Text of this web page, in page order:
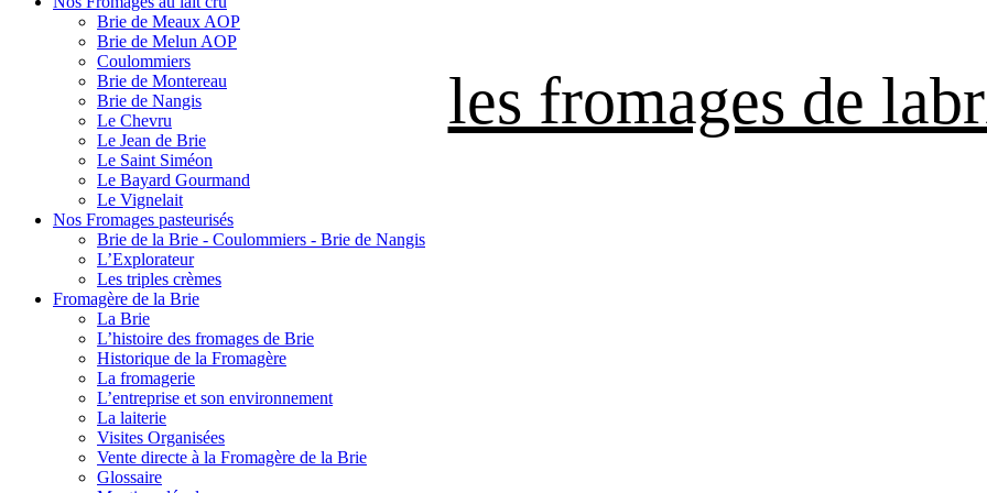
les fromages de
Brie de Meaux AOP
Brie de Melun AOP
Coulommiers
Brie de Montereau
Brie de Nangis
Le Chevru
Le Jean de Brie
Le Saint Siméon
Le Bayard Gourmand
Le Vignelait
Nos Fromages pasteurisés
Brie de la Brie - Coulommiers - Brie de Nangis
L’Explorateur
Les triples crèmes
Fromagère de la Brie
La Brie
L’histoire des fromages de Brie
Historique de la Fromagère
La fromagerie
L’entreprise et son environnement
La laiterie
Visites Organisées
Vente directe à la Fromagère de la Brie
Glossaire